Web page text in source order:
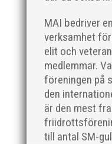
MAI bedriver
verksamhet
elit och
medlemmar.
föreningen på
den
är den mest
till antal SM-
plan. På 80- och 90-
han för mig en
på plats och igång
sin parhäst och